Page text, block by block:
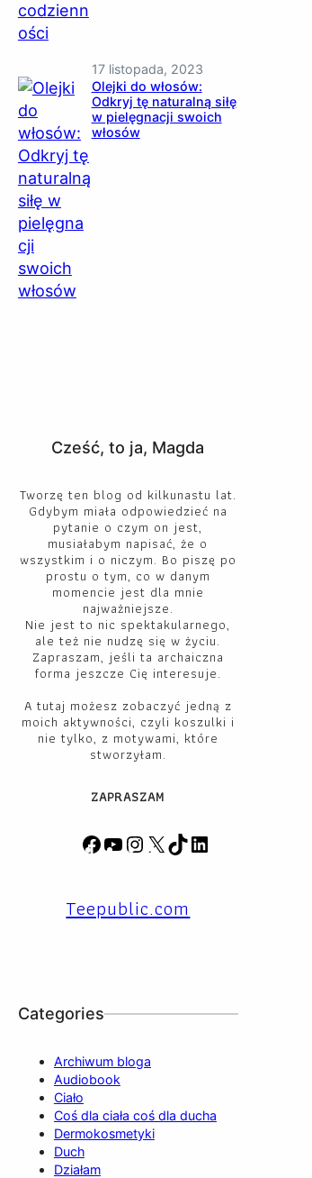
17 listopada, 2023
Olejki do włosów:
Odkryj tę naturalną siłę
w pielęgnacji swoich
włosów
Cześć, to ja, Magda
Tworzę ten blog od kilkunastu lat.
Gdybym miała odpowiedzieć na
pytanie o czym on jest,
musiałabym napisać, że o
wszystkim i o niczym. Bo piszę po
prostu o tym, co w danym
momencie jest dla mnie
najważniejsze.
Nie jest to nic spektakularnego,
ale też nie nudzę się w życiu.
Zapraszam, jeśli ta archaiczna
forma jeszcze Cię interesuje.
A tutaj możesz zobaczyć jedną z
moich aktywności, czyli koszulki i
nie tylko, z motywami, które
stworzyłam.
ZAPRASZAM
F
e
Y
T
I
t
X
T
Teepublic.com
Categories
Archiwum bloga
Audiobook
Ciało
Coś dla ciała coś dla ducha
Dermokosmetyki
Duch
Działam